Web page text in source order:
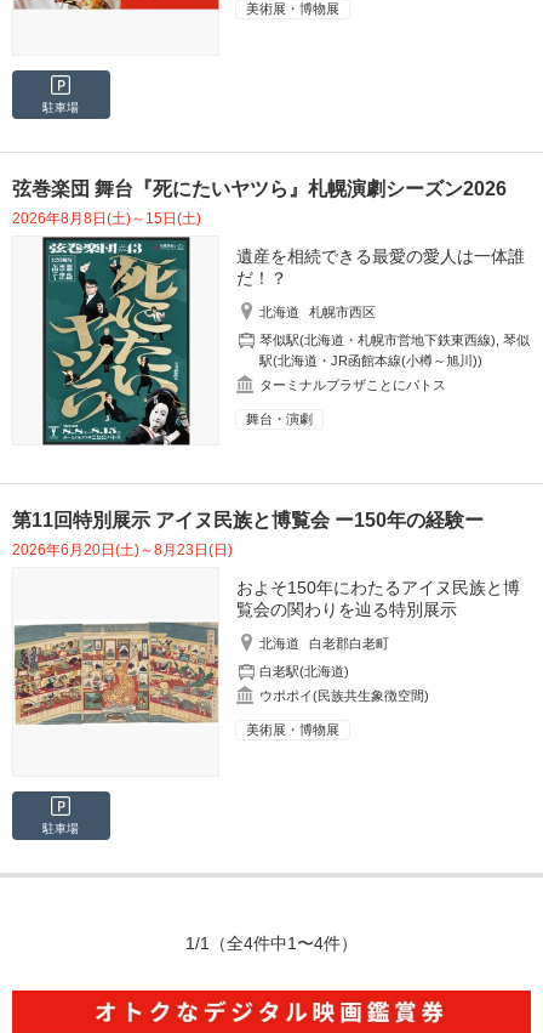
美術展・博物展
駐車場
弦巻楽団 舞台『死にたいヤツら』札幌演劇シーズン2026
2026年8月8日(土)～15日(土)
遺産を相続できる最愛の愛人は一体誰
だ！？
北海道
札幌市西区
琴似駅(北海道・札幌市営地下鉄東西線) ,琴似
駅(北海道・JR函館本線(小樽～旭川))
ターミナルプラザことにパトス
舞台・演劇
第11回特別展示 アイヌ民族と博覧会 ー150年の経験ー
2026年6月20日(土)～8月23日(日)
およそ150年にわたるアイヌ民族と博
覧会の関わりを辿る特別展示
北海道
白老郡白老町
白老駅(北海道)
ウポポイ(民族共生象徴空間)
美術展・博物展
駐車場
1/1 （全4件中1〜4件）